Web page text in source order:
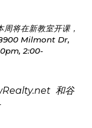
将在新教室开课，
Milmont Dr,
2:00-
和谷